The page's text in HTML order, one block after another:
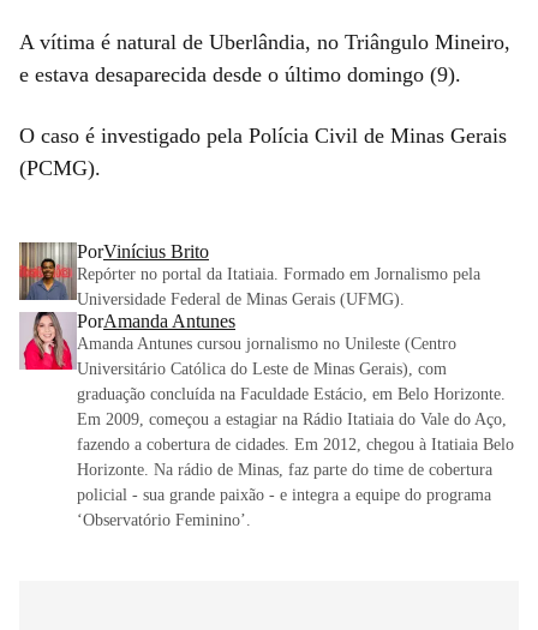
A vítima é natural de Uberlândia, no Triângulo Mineiro,
e estava desaparecida desde o último domingo (9).
O caso é investigado pela Polícia Civil de Minas Gerais
(PCMG).
PorVinícius Brito
Repórter no portal da Itatiaia. Formado em Jornalismo pela
Universidade Federal de Minas Gerais (UFMG).
PorAmanda Antunes
Amanda Antunes cursou jornalismo no Unileste (Centro
Universitário Católica do Leste de Minas Gerais), com
graduação concluída na Faculdade Estácio, em Belo Horizonte.
Em 2009, começou a estagiar na Rádio Itatiaia do Vale do Aço,
fazendo a cobertura de cidades. Em 2012, chegou à Itatiaia Belo
Horizonte. Na rádio de Minas, faz parte do time de cobertura
policial - sua grande paixão - e integra a equipe do programa
‘Observatório Feminino’.